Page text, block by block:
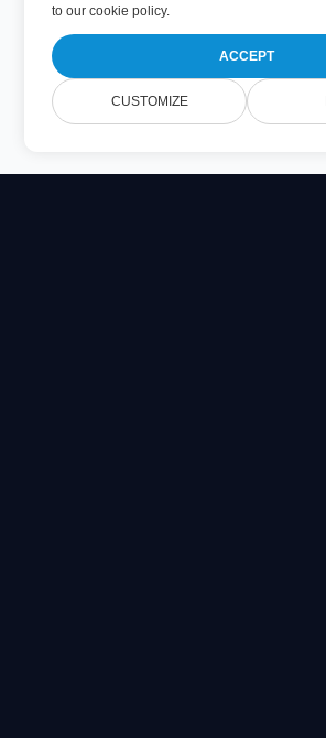
toour cookie policy.
ACCEPT
CUSTOMIZE